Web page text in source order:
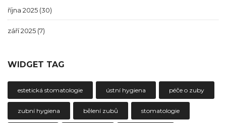
října 2025 (30)
září 2025 (7)
WIDGET TAG
estetická stomatologie ústní hygiena péče o zuby
zubní hygiena bělení zubů stomatologie